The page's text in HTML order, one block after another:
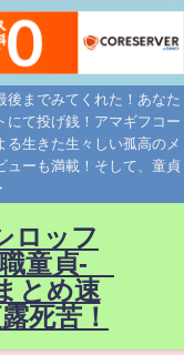
までみてくれた！あなた
て投げ銭！アマギフコー
生きた生々しい孤高のメ
ューも満載！そして、童貞
ロッフ
童貞-
とめ速
死苦！